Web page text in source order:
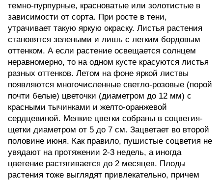
темно-пурпурные, красноватые или золотистые в
зависимости от сорта. При росте в тени,
утрачивает такую яркую окраску. Листья растения
становятся зелеными и лишь с легким бордовым
оттенком. А если растение освещается солнцем
неравномерно, то на одном кусте красуются листья
разных оттенков. Летом на фоне яркой листвы
появляются многочисленные светло-розовые (порой
почти белые) цветочки (диаметром до 12 мм) с
красными тычинками и желто-оранжевой
сердцевиной. Мелкие цветки собраны в соцветия-
щетки диаметром от 5 до 7 см. Зацветает во второй
половине июня. Как правило, пушистые соцветия не
увядают на протяжении 2-3 недель, а иногда
цветение растягивается до 2 месяцев. Плоды
растения тоже выглядят привлекательно, причем